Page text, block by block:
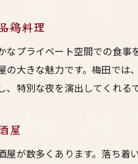
梅田の居酒
デートに最
特別な夜に
梅田の隠れ家個
鶏料理
なプライベート空間での食
大きな魅力です。梅田で
特別な夜を演出してくれる
屋
が数多くあります。落ち